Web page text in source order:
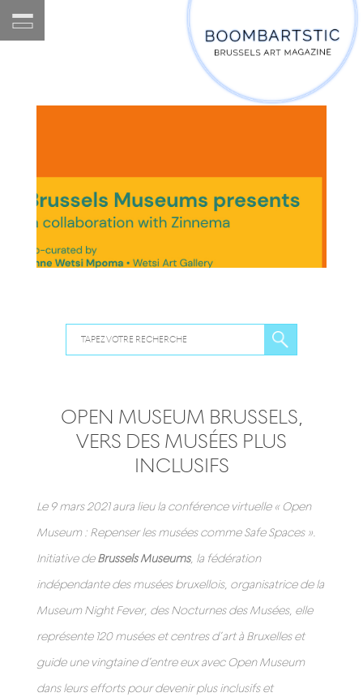
OPEN MUSEUM BRUSSELS,
VERS DES MUSÉES PLUS
INCLUSIFS
Le 9 mars 2021 aura lieu la conférence virtuelle « Open
Museum : Repenser les musées comme Safe Spaces ».
Initiative deBrussels Museums, la fédération
indépendante des musées bruxellois, organisatrice de la
Museum Night Fever, des Nocturnes des Musées, elle
représente 120 musées et centres d’art à Bruxelles et
guide une vingtaine d’entre eux avec Open Museum
dans leurs efforts pour devenir plus inclusifs et